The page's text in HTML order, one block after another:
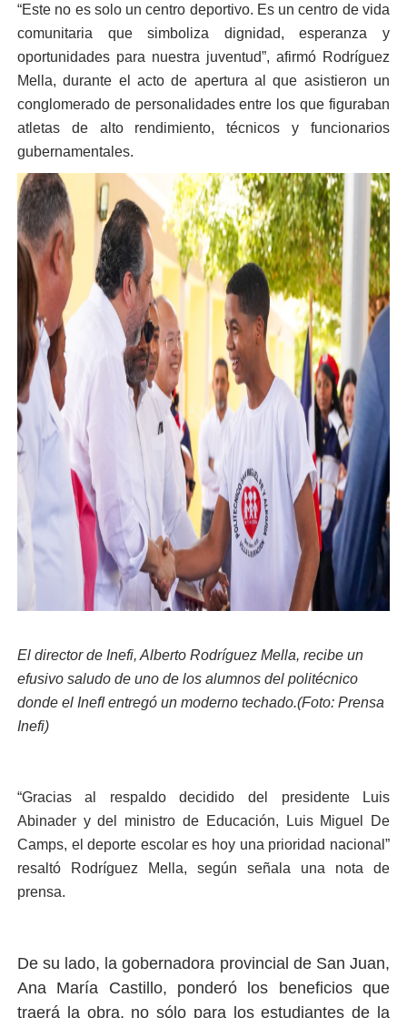
“Este no es solo un centro deportivo. Es un centro de vida
comunitaria que simboliza dignidad, esperanza y
oportunidades para nuestra juventud”, afirmó Rodríguez
Mella, durante el acto de apertura al que asistieron un
conglomerado de personalidades entre los que figuraban
atletas de alto rendimiento, técnicos y funcionarios
gubernamentales.
El director de Inefi, Alberto Rodríguez Mella, recibe un
efusivo saludo de uno de los alumnos del politécnico
donde el InefI entregó un moderno techado.(Foto: Prensa
Inefi)
“Gracias al respaldo decidido del presidente Luis
Abinader y del ministro de Educación, Luis Miguel De
Camps, el deporte escolar es hoy una prioridad nacional”
resaltó Rodríguez Mella, según señala una nota de
prensa.
De su lado, la gobernadora provincial de San Juan,
Ana María Castillo, ponderó los beneficios que
traerá la obra, no sólo para los estudiantes de la